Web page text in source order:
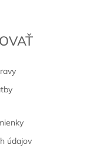
údajov